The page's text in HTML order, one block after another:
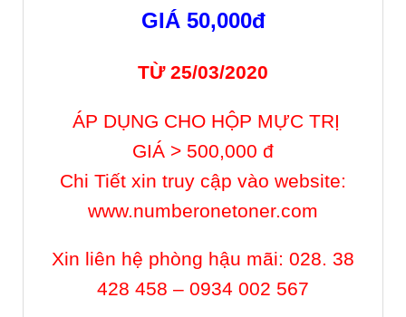
GIÁ 50,000đ
TỪ 25/03/2020
ÁP DỤNG CHO HỘP MỰC TRỊ
GIÁ > 500,000 đ
Chi Tiết xin truy cập vào website:
www.numberonetoner.com
Xin liên hệ phòng hậu mãi: 028. 38
428 458 – 0934 002 567